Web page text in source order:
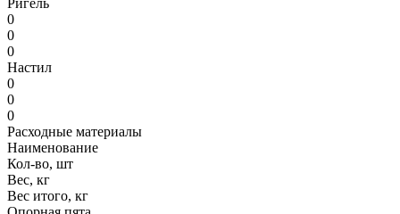
Ригель
0
0
0
Настил
0
0
0
Расходные материалы
Наименование
Кол-во, шт
Вес, кг
Вес итого, кг